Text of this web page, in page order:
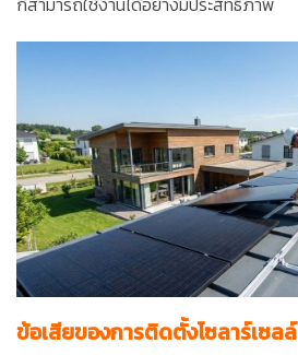
ข้อเสียของการติดตั้งโซลาร์เซลล์